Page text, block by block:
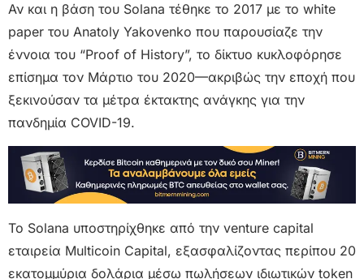
Αν και η βάση του Solana τέθηκε το 2017 με το white
paper του Anatoly Yakovenko που παρουσίαζε την
έννοια του “Proof of History”, το δίκτυο κυκλοφόρησε
επίσημα τον Μάρτιο του 2020—ακριβώς την εποχή που
ξεκινούσαν τα μέτρα έκτακτης ανάγκης για την
πανδημία COVID-19.
To Solana υποστηρίχθηκε από την venture capital
εταιρεία Multicoin Capital, εξασφαλίζοντας περίπου 20
εκατομμύρια δολάρια μέσω πωλήσεων ιδιωτικών token